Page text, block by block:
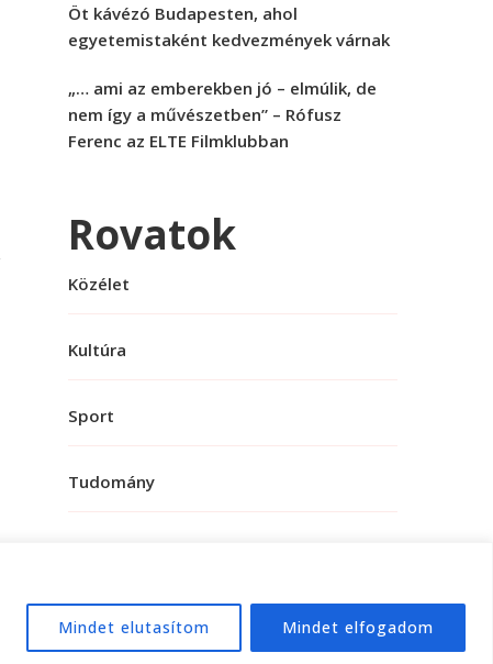
Mindet elutasítom Mindet elfogadom
Öt kávézó Budapesten, ahol
egyetemistaként kedvezmények várnak
„… ami az emberekben jó – elmúlik, de
nem így a művészetben” – Rófusz
Ferenc az ELTE Filmklubban
Rovatok
Közélet
Kultúra
Sport
Tudomány
WordPress.